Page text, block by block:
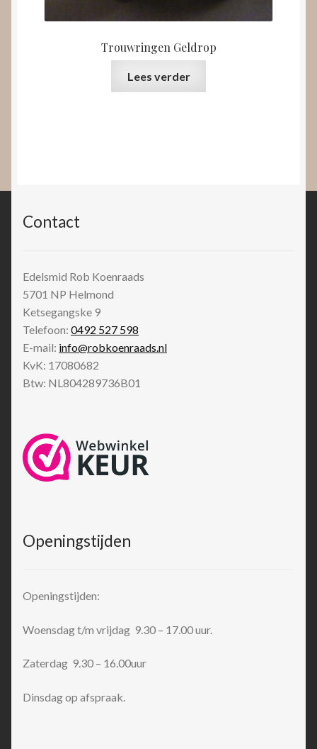
Trouwringen Geldrop
Lees verder
Contact
Edelsmid Rob Koenraads
5701 NP Helmond
Ketsegangske 9
Telefoon: 0492 527 598
E-mail: info@robkoenraads.nl
KvK: 17080682
Btw: NL804289736B01
Openingstijden
Openingstijden:
Woensdag t/m vrijdag 9.30 – 17.00 uur.
Zaterdag 9.30 – 16.00uur
Dinsdag op afspraak.